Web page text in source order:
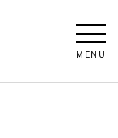
MENU